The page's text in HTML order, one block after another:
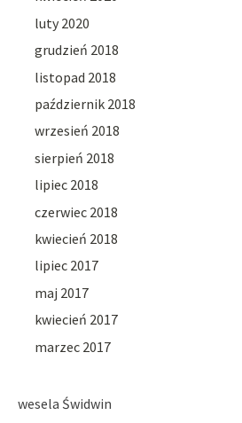
luty 2020
grudzień 2018
listopad 2018
październik 2018
wrzesień 2018
sierpień 2018
lipiec 2018
czerwiec 2018
kwiecień 2018
lipiec 2017
maj 2017
kwiecień 2017
marzec 2017
wesela Świdwin